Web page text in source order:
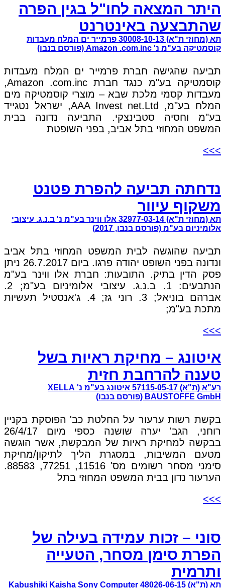
היתר המצאה לחו"ל בגין הפרה
שהתבצעה באינטרנט
תא (מחוזי ת"א) 30008-10-13 פרמייר ים המלח מעבדות
קוסמטיקה בע"מ נ' Amazon .com.inc (פורסם בנבו)
תביעה שהגישה חברת פרמייר ים המלח מעבדות
קוסמטיקה בע"מ כנגד חברת Amazon .com.inc,
מעבדות קסמי מלכת שבא – מוצרי קוסמטיקה מים
המלח בע"מ, AAA Invest net.Ltd, ישראל נטגייד
בע"מ וחסיה סטבינצקי. התביעה נדונה בבית
המשפט המחוזי בתל אביב, בפני השופטת
>>>
נדחתה תביעה להפרת פטנט
משקוף עיוור
תא (מחוזי ת"א) 32977-03-14 אלו ווינר בע"מ נ' ב.נ.ג. עיצובי
אלומיניום בע"מ (פורסם בנבו, 2017)
תביעה שהוגשה לבית המשפט המחוזי בתל אביב
ונדונה בפני השופט יהודה פרגו. ביום 26.7.2017 ניתן
פסק הדין בתיק. התובעות: חברת אלו ווינר בע"מ
הנתבעים: 1. ב.נ.ג. עיצובי אלומיניום בע"מ; 2.
אברהם בוניאל; 3. רוני גז; 4. ג'אנסטיל תעשיות
מתכת בע"מ;
>>>
איטונג – מחיקת ראיות בשל
טענה להרחבת חזית
רע"א (ת"א) 57115-05-17 איטונג בע"מ נ' XELLA
BAUSTOFFE GmbH (פורסם בנבו)
בקשת רשות ערעור על החלטת כב' הפוסקת בקניין
רוחני, הגב' יערה שושנה כספי מיום 26/4/17
בבקשה למחיקת ראיות של המבקשת, אשר הוגשה
מטעם המשיבות, במסגרת הליך לתיקון/מחיקת
סימני מסחר רשומים מס' 11516, 77251, 88583.
הערעור נדון בבית המשפט המחוזי בתל
>>>
סוני – זכות עמידה בעילה של
הפרת סימן מסחר, הטעייה
ותרמית
תא (ת"א) 48026-06-15 Kabushiki Kaisha Sony Computer